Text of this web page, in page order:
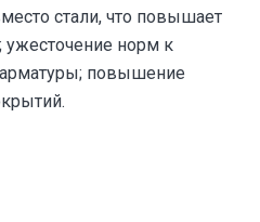
стали, что повышает
ужесточение норм к
арматуры; повышение